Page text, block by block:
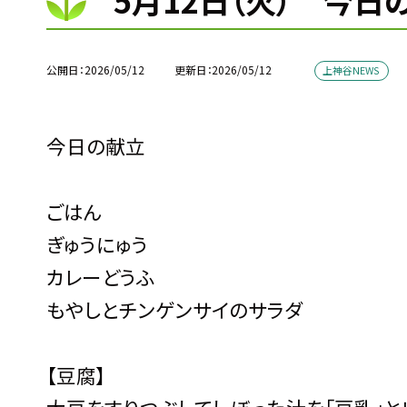
公開日 2026/05/12 更新日 2026/05/12 上神谷NEWS
今日の献立
ごはん
ぎゅうにゅう
カレーどうふ
もやしとチンゲンサイのサラダ
【豆腐】